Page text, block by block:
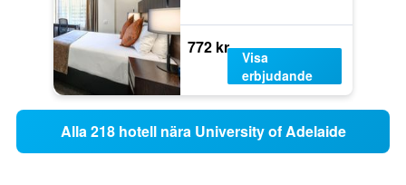
772 kr
Visa
erbjudande
Alla 218 hotell nära University of Adelaide